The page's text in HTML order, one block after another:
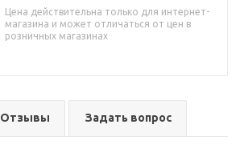
Цена действительна только для интернет-
магазина и может отличаться от цен в
розничных магазинах
Отзывы Задать вопрос